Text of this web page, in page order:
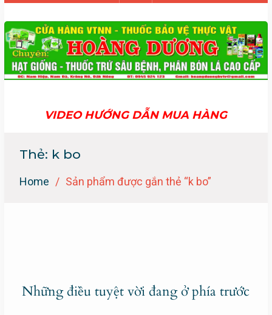
VIDEO HƯỚNG DẪN MUA HÀNG
Thẻ: k bo
Home Sản phẩm được gắn thẻ “k bo”
Những điều tuyệt vời đang ở phía trước